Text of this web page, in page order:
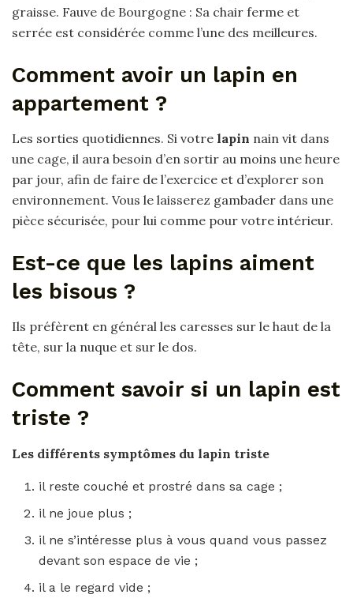
graisse. Fauve de Bourgogne : Sa chair ferme et
serrée est considérée comme l’une des meilleures.
Comment avoir un lapin en
appartement ?
Les sorties quotidiennes. Si votre lapin nain vit dans
une cage, il aura besoin d’en sortir au moins une heure
par jour, afin de faire de l’exercice et d’explorer son
environnement. Vous le laisserez gambader dans une
pièce sécurisée, pour lui comme pour votre intérieur.
Est-ce que les lapins aiment
les bisous ?
Ils préfèrent en général les caresses sur le haut de la
tête, sur la nuque et sur le dos.
Comment savoir si un lapin est
triste ?
Les différents symptômes du lapin triste
il reste couché et prostré dans sa cage ;
il ne joue plus ;
il ne s’intéresse plus à vous quand vous passez
devant son espace de vie ;
il a le regard vide ;